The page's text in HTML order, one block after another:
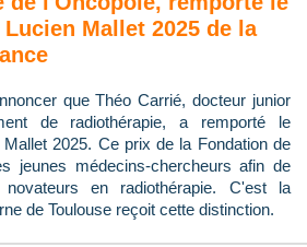
Mallet 2025 de la
que Théo Carrié, docteur junior
de radiothérapie, a remporté le
2025. Ce prix de la Fondation de
jeunes médecins-chercheurs afin de
en radiothérapie. C'est la
de Toulouse reçoit cette distinction.